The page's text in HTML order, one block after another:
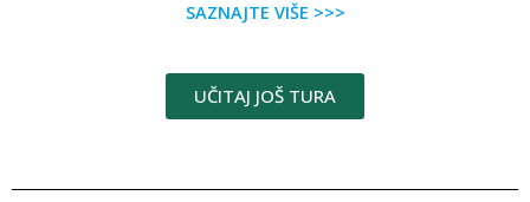
SAZNAJTE VIŠE >>>
UČITAJ JOŠ TURA